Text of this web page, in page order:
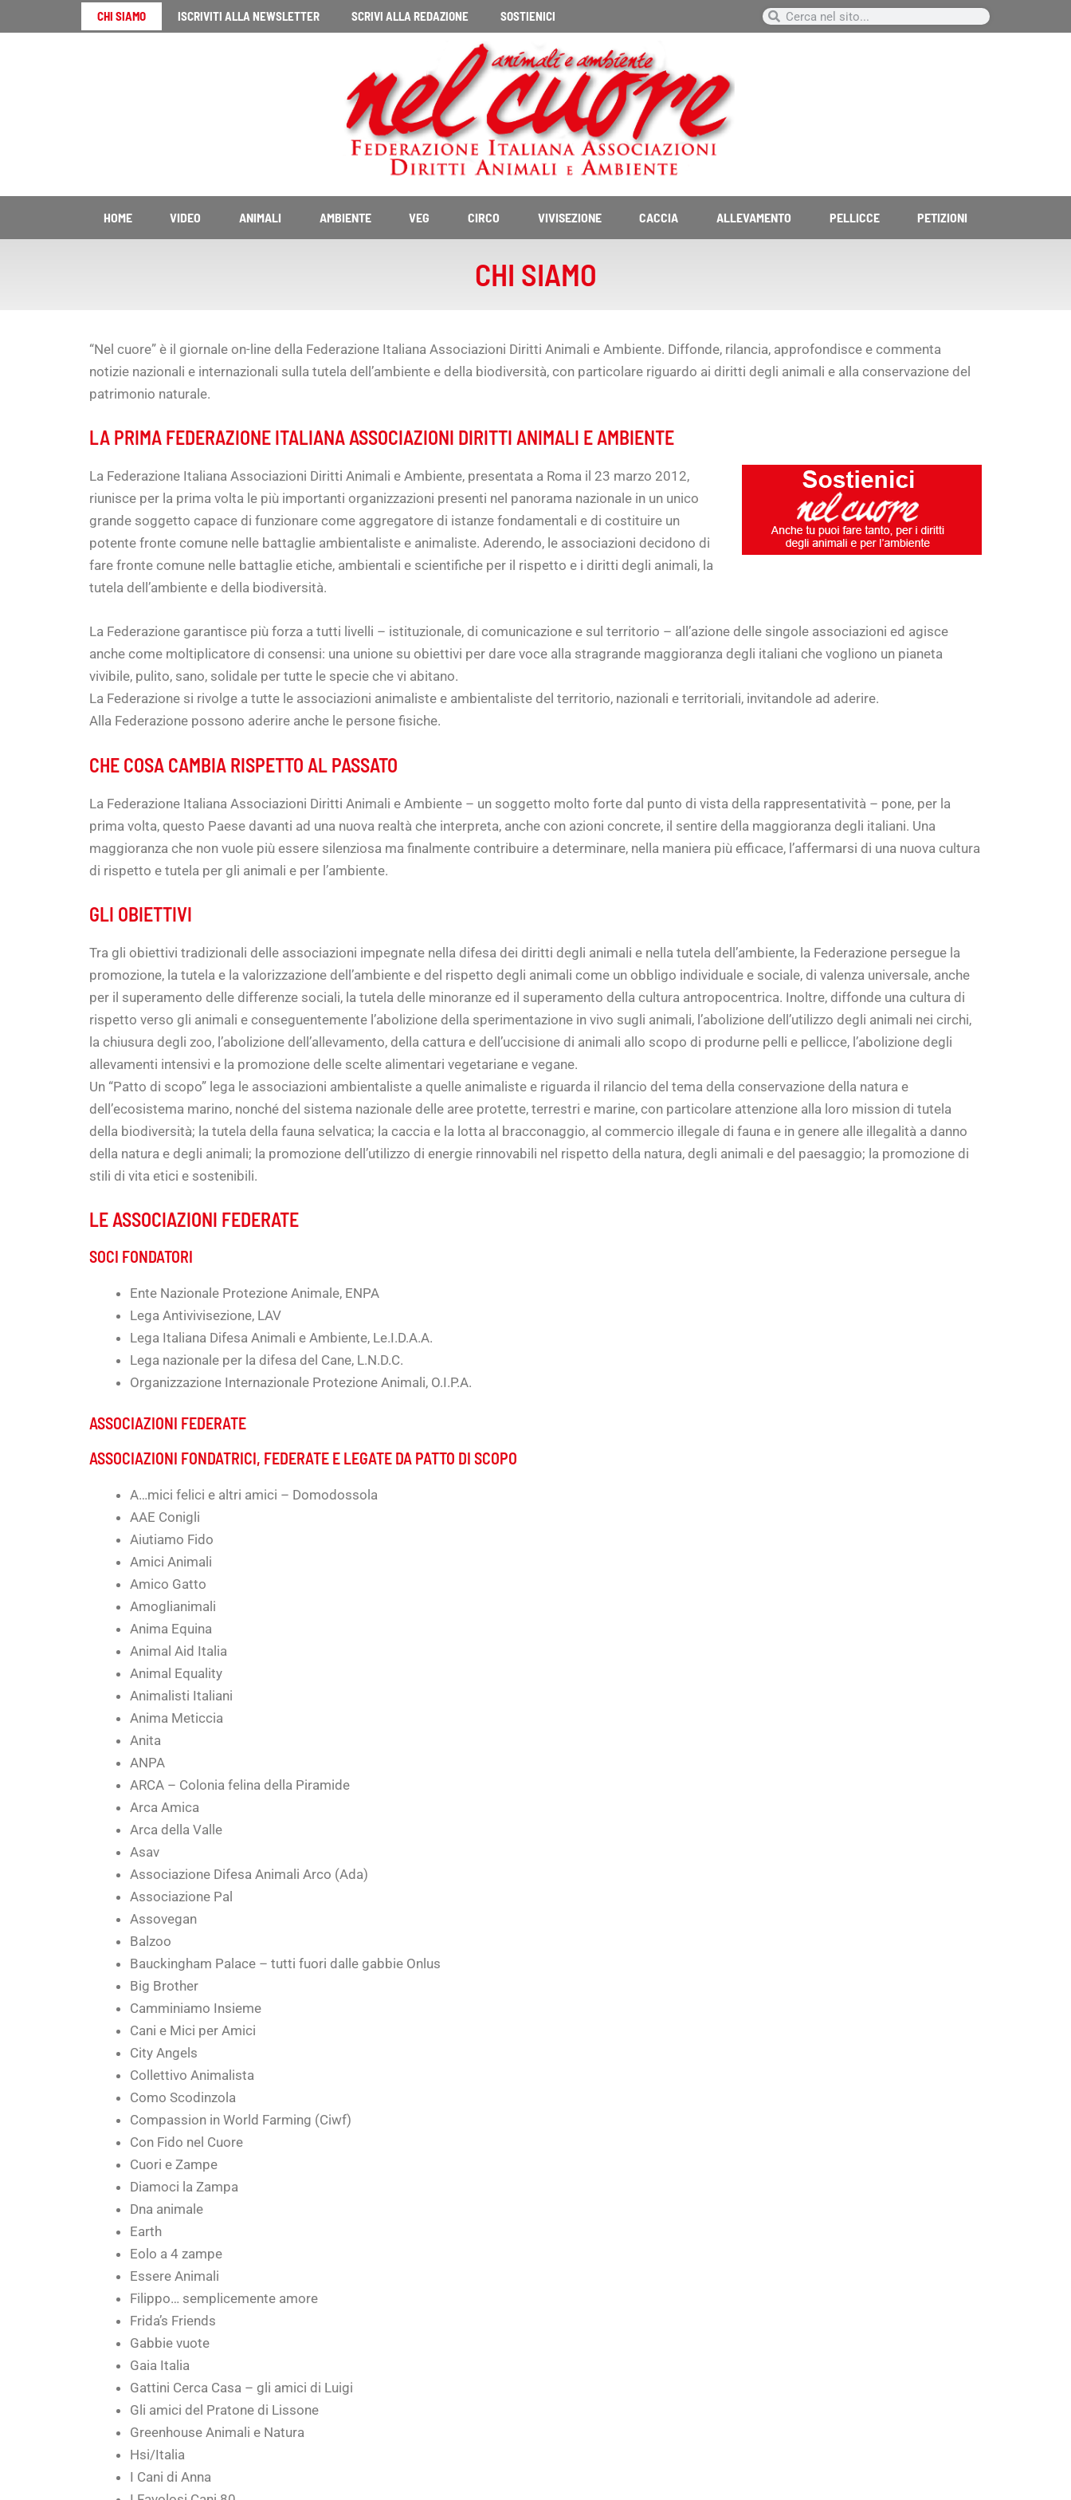
al
CHI SIAMO ISCRIVITI ALLA NEWSLETTER SCRIVI ALLA REDAZIONE SOSTIENICI Cerca
Cerca
HOME VIDEO ANIMALI AMBIENTE VEG CIRCO VIVISEZIONE CACCIA ALLEVAMENTO PELLICCE PETIZIONI
CHI SIAMO
“Nel cuore” è il giornale on-line della Federazione Italiana Associazioni Diritti Animali e Ambiente. Diffonde, rilancia, approfondisce e commenta
notizie nazionali e internazionali sulla tutela dell’ambiente e della biodiversità, con particolare riguardo ai diritti degli animali e alla conservazione del
patrimonio naturale.
LA PRIMA FEDERAZIONE ITALIANA ASSOCIAZIONI DIRITTI ANIMALI E AMBIENTE
La Federazione Italiana Associazioni Diritti Animali e Ambiente, presentata a Roma il 23 marzo 2012,
riunisce per la prima volta le più importanti organizzazioni presenti nel panorama nazionale in un unico
grande soggetto capace di funzionare come aggregatore di istanze fondamentali e di costituire un
potente fronte comune nelle battaglie ambientaliste e animaliste. Aderendo, le associazioni decidono di
fare fronte comune nelle battaglie etiche, ambientali e scientifiche per il rispetto e i diritti degli animali, la
tutela dell’ambiente e della biodiversità.
La Federazione garantisce più forza a tutti livelli – istituzionale, di comunicazione e sul territorio – all’azione delle singole associazioni ed agisce
anche come moltiplicatore di consensi: una unione su obiettivi per dare voce alla stragrande maggioranza degli italiani che vogliono un pianeta
vivibile, pulito, sano, solidale per tutte le specie che vi abitano.
La Federazione si rivolge a tutte le associazioni animaliste e ambientaliste del territorio, nazionali e territoriali, invitandole ad aderire.
Alla Federazione possono aderire anche le persone fisiche.
CHE COSA CAMBIA RISPETTO AL PASSATO
La Federazione Italiana Associazioni Diritti Animali e Ambiente – un soggetto molto forte dal punto di vista della rappresentatività – pone, per la
prima volta, questo Paese davanti ad una nuova realtà che interpreta, anche con azioni concrete, il sentire della maggioranza degli italiani. Una
maggioranza che non vuole più essere silenziosa ma finalmente contribuire a determinare, nella maniera più efficace, l’affermarsi di una nuova cultura
di rispetto e tutela per gli animali e per l’ambiente.
GLI OBIETTIVI
Tra gli obiettivi tradizionali delle associazioni impegnate nella difesa dei diritti degli animali e nella tutela dell’ambiente, la Federazione persegue la
promozione, la tutela e la valorizzazione dell’ambiente e del rispetto degli animali come un obbligo individuale e sociale, di valenza universale, anche
per il superamento delle differenze sociali, la tutela delle minoranze ed il superamento della cultura antropocentrica. Inoltre, diffonde una cultura di
rispetto verso gli animali e conseguentemente l’abolizione della sperimentazione in vivo sugli animali, l’abolizione dell’utilizzo degli animali nei circhi,
la chiusura degli zoo, l’abolizione dell’allevamento, della cattura e dell’uccisione di animali allo scopo di produrne pelli e pellicce, l’abolizione degli
allevamenti intensivi e la promozione delle scelte alimentari vegetariane e vegane.
Un “Patto di scopo” lega le associazioni ambientaliste a quelle animaliste e riguarda il rilancio del tema della conservazione della natura e
dell’ecosistema marino, nonché del sistema nazionale delle aree protette, terrestri e marine, con particolare attenzione alla loro mission di tutela
della biodiversità; la tutela della fauna selvatica; la caccia e la lotta al bracconaggio, al commercio illegale di fauna e in genere alle illegalità a danno
della natura e degli animali; la promozione dell’utilizzo di energie rinnovabili nel rispetto della natura, degli animali e del paesaggio; la promozione di
stili di vita etici e sostenibili.
LE ASSOCIAZIONI FEDERATE
SOCI FONDATORI
Ente Nazionale Protezione Animale, ENPA
Lega Antivivisezione, LAV
Lega Italiana Difesa Animali e Ambiente, Le.I.D.A.A.
Lega nazionale per la difesa del Cane, L.N.D.C.
Organizzazione Internazionale Protezione Animali, O.I.P.A.
ASSOCIAZIONI FEDERATE
ASSOCIAZIONI FONDATRICI, FEDERATE E LEGATE DA PATTO DI SCOPO
A…mici felici e altri amici – Domodossola
AAE Conigli
Aiutiamo Fido
Amici Animali
Amico Gatto
Amoglianimali
Anima Equina
Animal Aid Italia
Animal Equality
Animalisti Italiani
Anima Meticcia
Anita
ANPA
ARCA – Colonia felina della Piramide
Arca Amica
Arca della Valle
Asav
Associazione Difesa Animali Arco (Ada)
Associazione Pal
Assovegan
Balzoo
Bauckingham Palace – tutti fuori dalle gabbie Onlus
Big Brother
Camminiamo Insieme
Cani e Mici per Amici
City Angels
Collettivo Animalista
Como Scodinzola
Compassion in World Farming (Ciwf)
Con Fido nel Cuore
Cuori e Zampe
Diamoci la Zampa
Dna animale
Earth
Eolo a 4 zampe
Essere Animali
Filippo… semplicemente amore
Frida’s Friends
Gabbie vuote
Gaia Italia
Gattini Cerca Casa – gli amici di Luigi
Gli amici del Pratone di Lissone
Greenhouse Animali e Natura
Hsi/Italia
I Cani di Anna